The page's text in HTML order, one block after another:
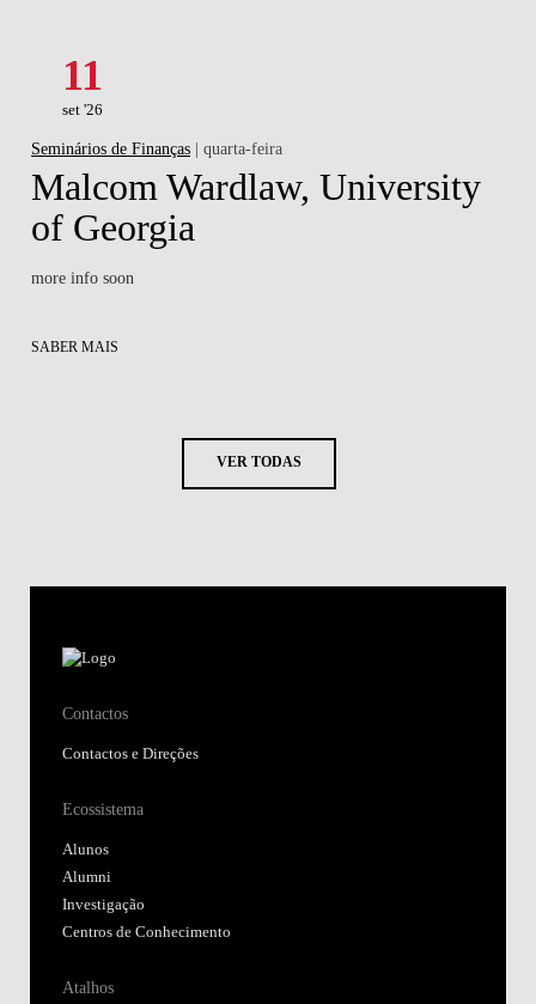
11
set '26
Seminários de Finanças | quarta-feira
Malcom Wardlaw, University
of Georgia
more info soon
SABER MAIS
VER TODAS
Contactos
Contactos e Direções
Ecossistema
Alunos
Alumni
Investigação
Centros de Conhecimento
Atalhos